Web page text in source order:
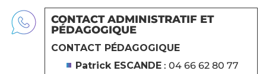
CONTACT ADMINISTRATIF ET
PÉDAGOGIQUE
CONTACT PÉDAGOGIQUE
Patrick ESCANDE: 04 66 62 80 77